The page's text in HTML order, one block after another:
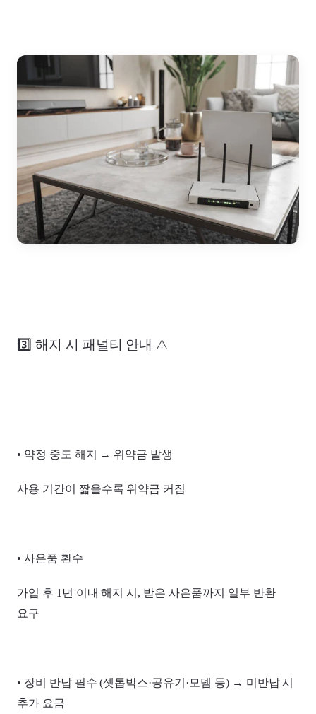
3️⃣ 해지 시 패널티 안내 ⚠️
• 약정 중도 해지 → 위약금 발생
사용 기간이 짧을수록 위약금 커짐
• 사은품 환수
가입 후 1년 이내 해지 시, 받은 사은품까지 일부 반환
요구
• 장비 반납 필수 (셋톱박스·공유기·모뎀 등) → 미반납 시
추가 요금